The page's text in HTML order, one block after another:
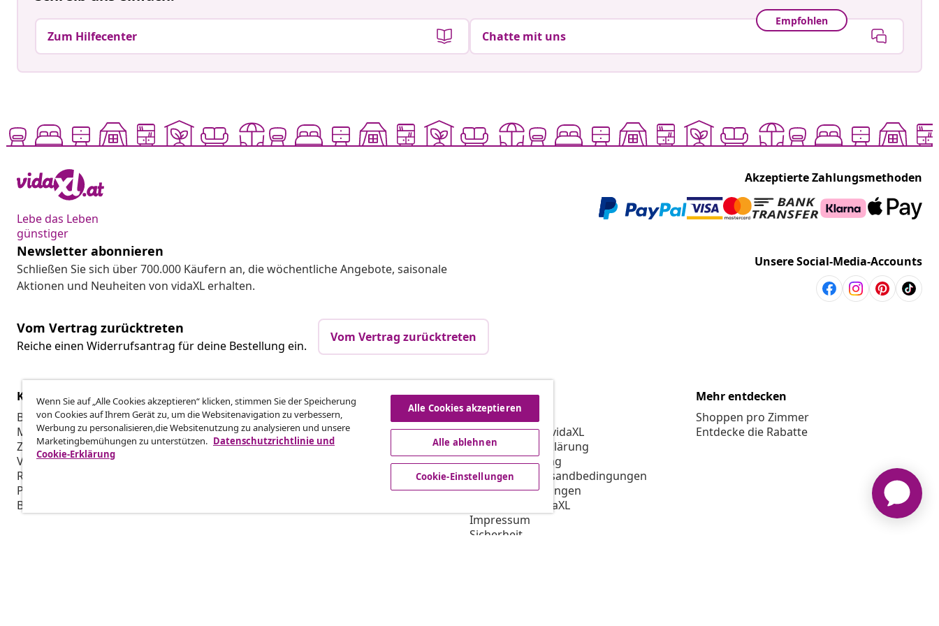
Zum Hilfecenter
Empfohlen
Chatte mit uns
Lebe das Leben
günstiger
Akzeptierte Zahlungsmethoden
Newsletter abonnieren
Schließen Sie sich über 700.000 Käufern an, die wöchentliche Angebote, saisonale
Aktionen und Neuheiten von vidaXL erhalten.
Unsere Social-Media-Accounts
Vom Vertrag zurücktreten
Reiche einen Widerrufsantrag für deine Bestellung ein.
Vom Vertrag zurücktreten
Kundenservice
Bestellung verfolgen
Mein Konto
Zahlung
Versand & Lieferung
Retoure
Produktinformationen
Bestellung
Business
Partnerprogramm
Produktion für vidaXL
Marketing-Kooperation
vidaXL
Über vidaXL
AGB Verkäufer vidaXL
Datenschutzerklärung
Cookie-Erklärung
Priorisierte Versandbedingungen
Cookie-Einstellungen
Arbeiten bei vidaXL
Impressum
Sicherheit
Mehr entdecken
Shoppen pro Zimmer
Entdecke die Rabatte
Wenn Sie auf „Alle Cookies akzeptieren“ klicken, stimmen Sie der Speicherung
von Cookies auf Ihrem Gerät zu, um die Websitenavigation zu verbessern,
Werbung zu personalisieren,die Websitenutzung zu analysieren und unsere
Marketingbemühungen zu unterstützen. Datenschutzrichtlinie und
Cookie-Erklärung
Alle Cookies akzeptieren
Alle ablehnen
Cookie-Einstellungen